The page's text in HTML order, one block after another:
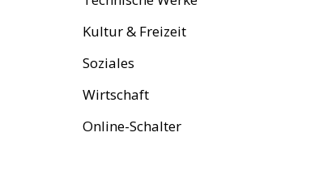
Kultur & Freizeit
Soziales
Wirtschaft
Online-Schalter